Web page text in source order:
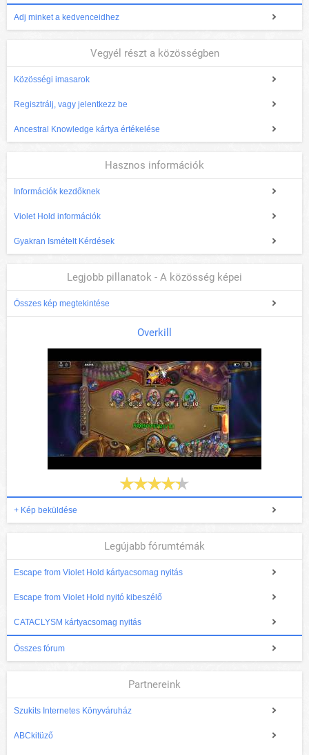
Adj minket a kedvenceidhez
Vegyél részt a közösségben
Közösségi imasarok
Regisztrálj, vagy jelentkezz be
Ancestral Knowledge kártya értékelése
Hasznos információk
Információk kezdőknek
Violet Hold információk
Gyakran Ismételt Kérdések
Legjobb pillanatok - A közösség képei
Összes kép megtekintése
Overkill
+ Kép beküldése
Legújabb fórumtémák
Escape from Violet Hold kártyacsomag nyitás
Escape from Violet Hold nyitó kibeszélő
CATACLYSM kártyacsomag nyitás
Összes fórum
Partnereink
Szukits Internetes Könyváruház
ABCkitüző